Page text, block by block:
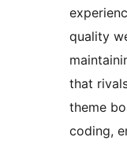
quality
that
theme
coding,